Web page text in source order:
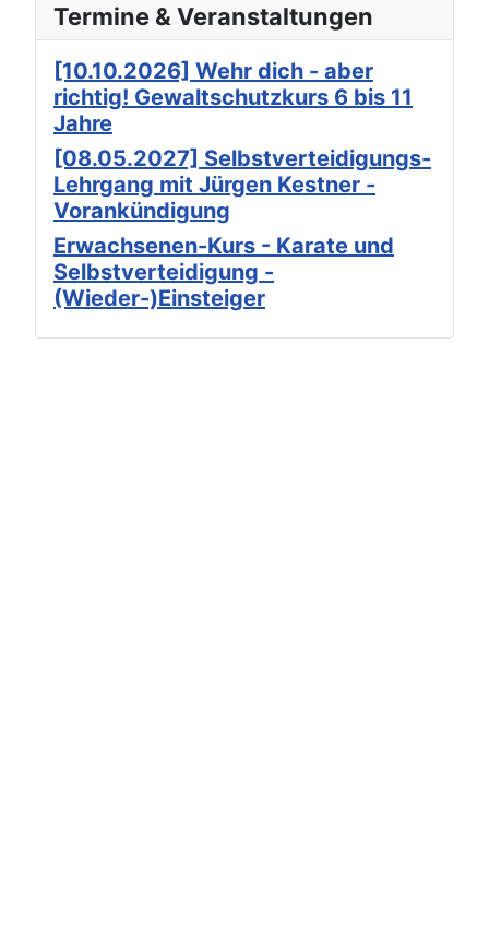
Termine & Veranstaltungen
[10.10.2026] Wehr dich - aber
richtig! Gewaltschutzkurs 6 bis 11
Jahre
[08.05.2027] Selbstverteidigungs-
Lehrgang mit Jürgen Kestner -
Vorankündigung
Erwachsenen-Kurs - Karate und
Selbstverteidigung -
(Wieder-)Einsteiger